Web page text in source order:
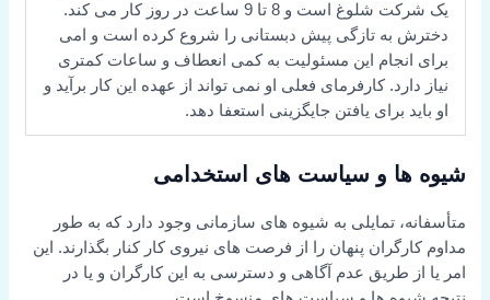
یک شرکت شلوغ است و 8 تا 9 ساعت در روز کار می کند.
دخترش به تازگی پیش دبستانی را شروع کرده است و امی
برای انجام این مسئولیت به کمی انعطاف و ساعات کمتری
نیاز دارد. کارفرمای فعلی او نمی تواند از عهده این کار برآید و
او باید برای یافتن جایگزینی استعفا دهد.
شیوه ها و سیاست های استخدامی
متأسفانه، تمایلی به شیوه های سازمانی وجود دارد که به طور
مداوم کارگران پنهان را از فرصت های نیروی کار کنار بگذارند. این
امر یا از طریق عدم آگاهی و دسترسی به این کارگران و یا در